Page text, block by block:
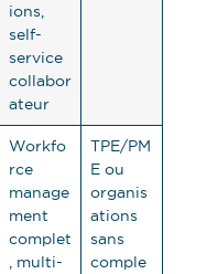
ions,
self-
service
collabor
ateur
Workfo
rce
manage
ment
complet
, multi-
TPE/PM
E ou
organis
ations
sans
comple